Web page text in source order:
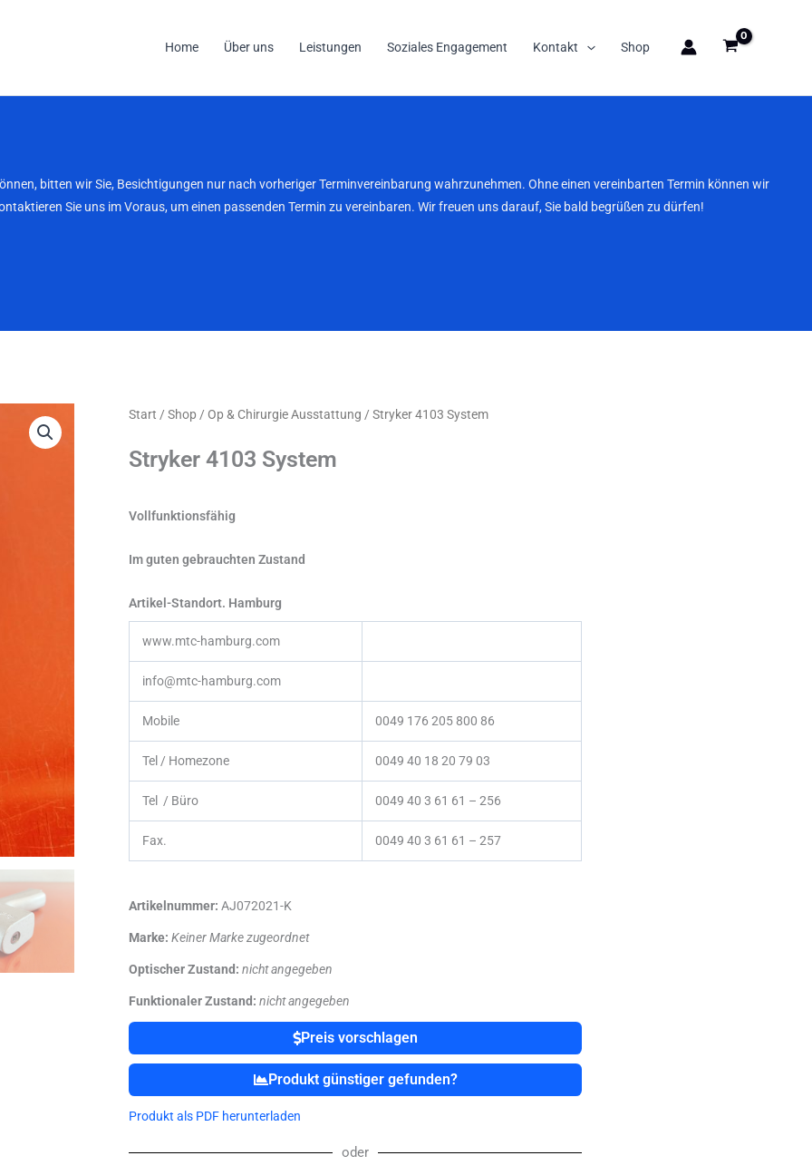
Home Über uns Leistungen Soziales Engagement Kontakt Shop
bitten wir Sie, Besichtigungen nur nach vorheriger Terminvereinbarung wahrzunehmen. Ohne einen vereinbarten Termin können wir
Sie uns im Voraus, um einen passenden Termin zu vereinbaren. Wir freuen uns darauf, Sie bald begrüßen zu dürfen!
Start / Shop / Op & Chirurgie Ausstattung / Stryker 4103 System
Stryker 4103 System
Vollfunktionsfähig
Im guten gebrauchten Zustand
Artikel-Standort. Hamburg
www.mtc-hamburg.com
info@mtc-hamburg.com
Mobile 0049 176 205 800 86
Tel / Homezone 0049 40 18 20 79 03
Tel / Büro 0049 40 3 61 61 – 256
Fax. 0049 40 3 61 61 – 257
Artikelnummer: AJ072021-K
Marke: Keiner Marke zugeordnet
Optischer Zustand: nicht angegeben
Funktionaler Zustand: nicht angegeben
Preis vorschlagen
Produkt günstiger gefunden?
Produkt als PDF herunterladen
oder